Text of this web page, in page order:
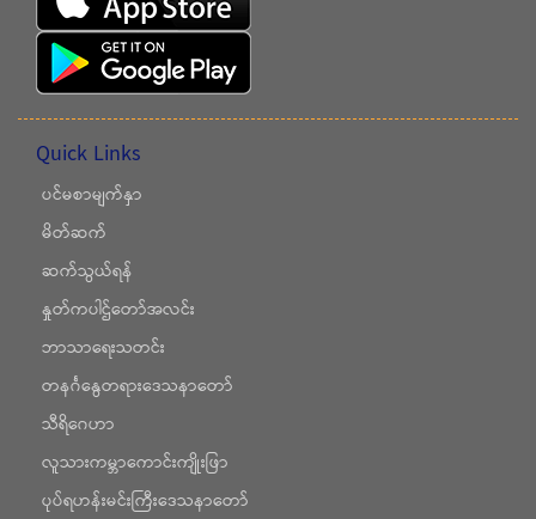
Quick Links
ပင်မစာမျက်နှာ
မိတ်ဆက်
ဆက်သွယ်ရန်
နှုတ်ကပါဌ်တော်အလင်း
ဘာသာရေးသတင်း
တနင်္ဂနွေတရားဒေသနာတော်
သီရိဂေဟာ
လူသားကမ္ဘာကောင်းကျိုးဖြာ
ပုပ်ရဟန်းမင်းကြီးဒေသနာတော်